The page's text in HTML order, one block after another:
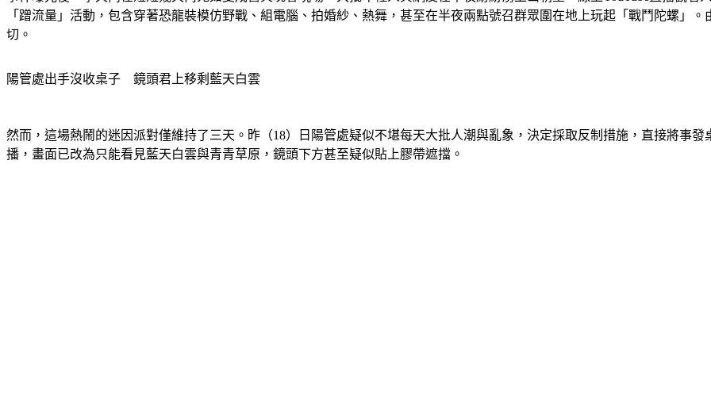
「蹭流量」活動，包含穿著恐龍裝模仿野戰、組電腦、拍婚紗、熱舞，甚至在半夜兩點號召群眾圍在地上玩起「戰鬥陀螺」
切。
陽管處出手沒收桌子　鏡頭君上移剩藍天白雲
然而，這場熱鬧的迷因派對僅維持了三天。昨（18）日陽管處疑似不堪每天大批人潮與亂象，決定採取反制措施，直接將事
播，畫面已改為只能看見藍天白雲與青青草原，鏡頭下方甚至疑似貼上膠帶遮擋。